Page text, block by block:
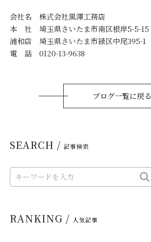
会社名 株式会社黒澤工務店
本 社 埼玉県さいたま市南区根岸5-5-15
浦和店 埼玉県さいたま市緑区中尾395-1
電 話 0120-13-9638
ブログ一覧に戻る
SEARCH / 記事検索
RANKING / 人気記事